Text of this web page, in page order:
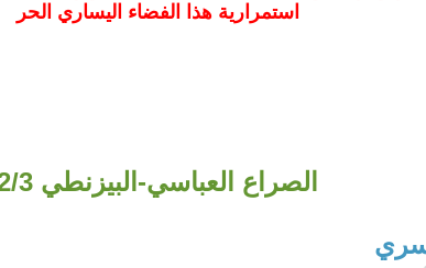
استمرارية هذا الفضاء اليساري الحر
الصراع العباسي-البيزنطي 2/3